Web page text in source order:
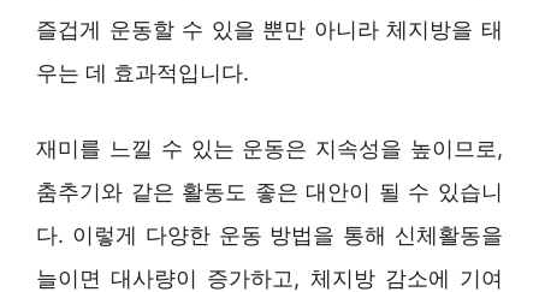
즐겁게 운동할 수 있을 뿐만 아니라 체지방을 태
우는 데 효과적입니다.
재미를 느낄 수 있는 운동은 지속성을 높이므로,
춤추기와 같은 활동도 좋은 대안이 될 수 있습니
다. 이렇게 다양한 운동 방법을 통해 신체활동을
늘이면 대사량이 증가하고, 체지방 감소에 기여